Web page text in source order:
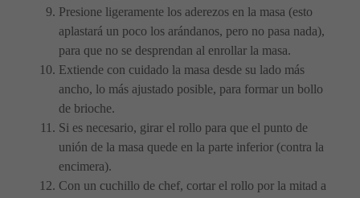
Presione ligeramente los aderezos en la masa (esto
aplastará un poco los arándanos, pero no pasa nada),
para que no se desprendan al enrollar la masa.
Extiende con cuidado la masa desde su lado más
ancho, lo más ajustado posible, para formar un bollo
de brioche.
Si es necesario, girar el rollo para que el punto de
unión de la masa quede en la parte inferior (contra la
encimera).
Con un cuchillo de chef, cortar el rollo por la mitad a